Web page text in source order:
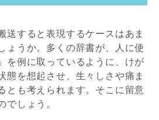
送すると表現するケースはあま
ょうか。多くの辞書が、人に使
を例に取っているように、けが
態を想起させ、生々しさや痛ま
とも考えられます。そこに留意
でしょう。